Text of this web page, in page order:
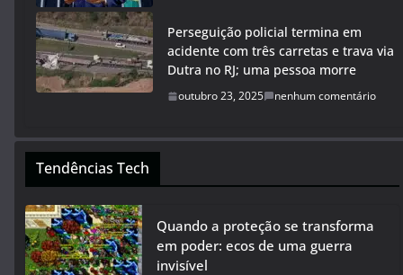
Perseguição policial termina em
acidente com três carretas e trava via
Dutra no RJ; uma pessoa morre
outubro 23, 2025 nenhum comentário
Tendências Tech
Quando a proteção se transforma
em poder: ecos de uma guerra
invisível